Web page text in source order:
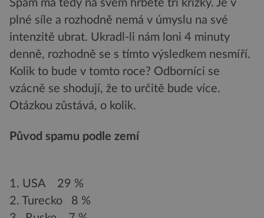
Spam má tedy na svém hřbetě tři křížky. Je v
plné síle a rozhodně nemá v úmyslu na své
intenzitě ubrat. Ukradl-li nám loni 4 minuty
denně, rozhodně se s tímto výsledkem nesmíří.
Kolik to bude v tomto roce? Odborníci se
vzácně se shodují, že to určitě bude více.
Otázkou zůstává, o kolik.
Původ spamu podle zemí
1. USA 29 %
2. Turecko 8 %